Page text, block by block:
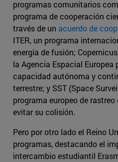
programas comunitarios
programa de cooperación
través de un acuerdo de
ITER, un programa
energía de fusión;
la Agencia Espacial Europea
capacidad autónoma y
terrestre; y SST (Space
programa europeo de
evitar su colisión.
Pero por otro lado el Reino
programas, destacando el
intercambio estudiantil